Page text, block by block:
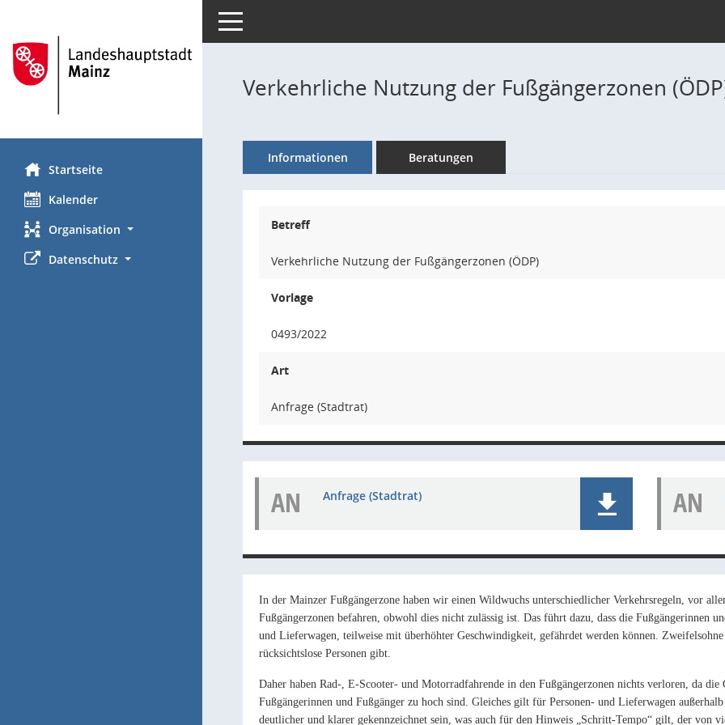
Startseite
Kalender
Organisation
Datenschutz
Toggle navigation
Verkehrliche Nutzung der Fußgängerzonen
Informationen Beratungen
Betreff
Verkehrliche Nutzung der Fußgängerzonen (ÖDP)
Vorlage
0493/2022
Art
Anfrage (Stadtrat)
AN Anfrage (Stadtrat) AN
In der Mainzer Fußgängerzone haben wir einen Wildwuchs unterschiedlicher Verkehrsregeln, vor
Fußgängerzonen befahren, obwohl dies nicht zulässig ist. Das führt dazu, dass die Fußgängerinnen
und Lieferwagen, teilweise mit überhöhter Geschwindigkeit, gefährdet werden können.
rücksichtslose Personen gibt.
Daher haben Rad-, E-Scooter- und Motorradfahrende in den Fußgängerzonen nichts verloren, da
Fußgängerinnen und Fußgänger zu hoch sind. Gleiches gilt für Personen- und Lieferwagen
deutlicher und klarer gekennzeichnet sein, was auch für den Hinweis „Schritt-Tempo“ gilt, der von